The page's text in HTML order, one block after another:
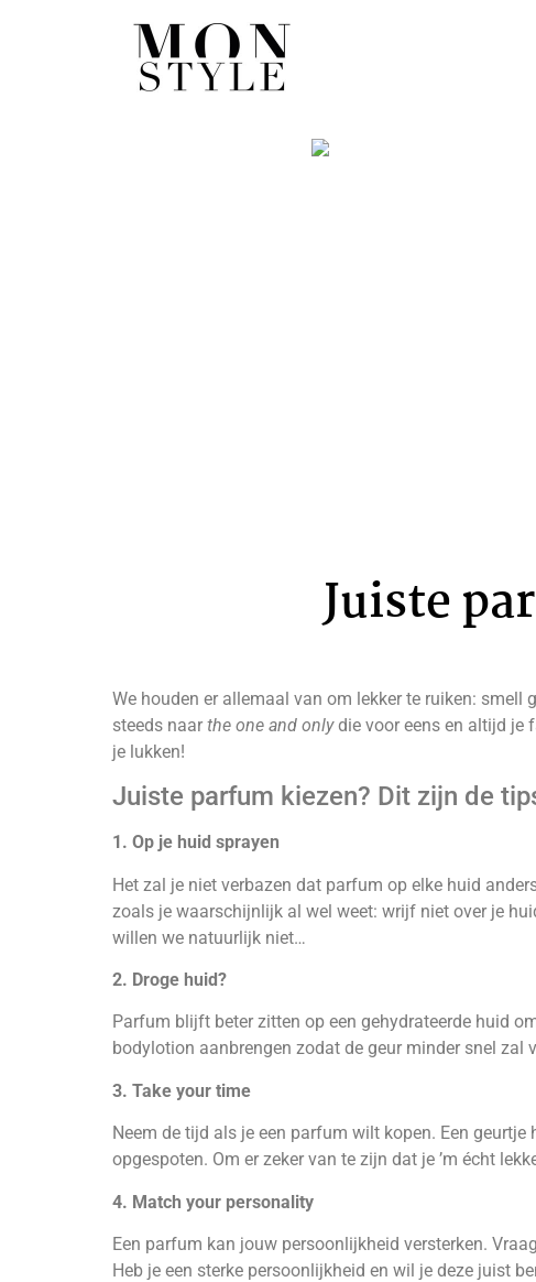
Juiste
We houden er allemaal van om lekker te ruiken:
steeds naar the one and onlydie voor eens en altijd je
je lukken!
Juiste parfum kiezen? Dit zijn de
1. Op je huid sprayen
Het zal je niet verbazen dat parfum op elke huid
zoals je waarschijnlijk al wel weet: wrijf niet over je
willen we natuurlijk niet…
2. Droge huid?
Parfum blijft beter zitten op een gehydrateerde huid
bodylotion aanbrengen zodat de geur minder snel zal
3. Take your time
Neem de tijd als je een parfum wilt kopen. Een
opgespoten. Om er zeker van te zijn dat je ’m écht
4. Match your personality
Een parfum kan jouw persoonlijkheid versterken.
Heb je een sterke persoonlijkheid en wil je deze juist